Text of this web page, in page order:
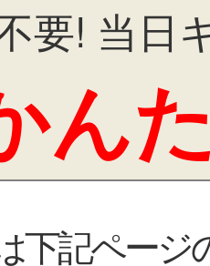
要! 当日
ん
下記ページ